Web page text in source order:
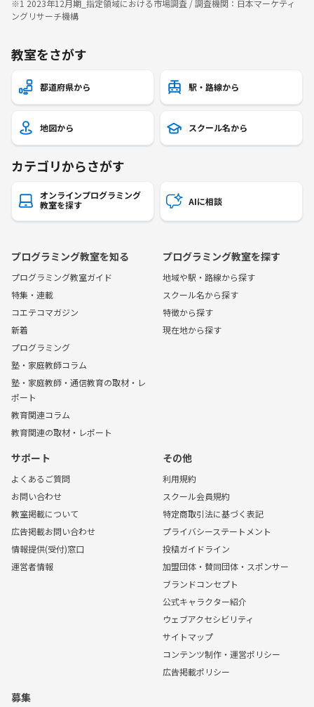
※1 2023年12月期_指定領域における市場調査 / 調査機関：日本マーケティ
ングリサーチ機構
教室をさがす
都道府県から 駅・路線から
地図から スクール名から
カテゴリからさがす
オンラインプログラミング
教室を探す
AIに相談
プログラミング教室を知る
プログラミング教室ガイド
特集・連載
コエテコマガジン
新着
プログラミング
塾・家庭教師コラム
塾・家庭教師・通信教育の取材・レ
ポート
教育関連コラム
教育関連の取材・レポート
プログラミング教室を探す
地域や駅・路線から探す
スクール名から探す
特徴から探す
現在地から探す
サポート
よくあるご質問
お問い合わせ
教室掲載について
広告掲載お問い合わせ
情報提供(受付)窓口
運営者情報
その他
利用規約
スクール会員規約
特定商取引法に基づく表記
プライバシーステートメント
投稿ガイドライン
加盟団体・賛同団体・スポンサー
ブランドコンセプト
公式キャラクター紹介
ウェブアクセシビリティ
サイトマップ
コンテンツ制作・運営ポリシー
広告掲載ポリシー
募集